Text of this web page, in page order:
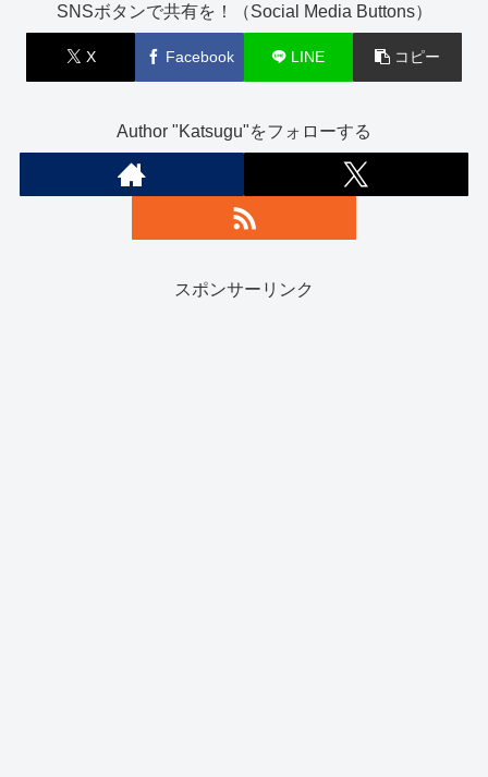
SNSボタンで共有を！（Social Media Buttons）
X Facebook LINE コピー
Author "Katsugu"をフォローする
スポンサーリンク